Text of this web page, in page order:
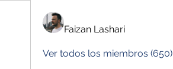
Faizan Lashari
Ver todos los miembros (650)